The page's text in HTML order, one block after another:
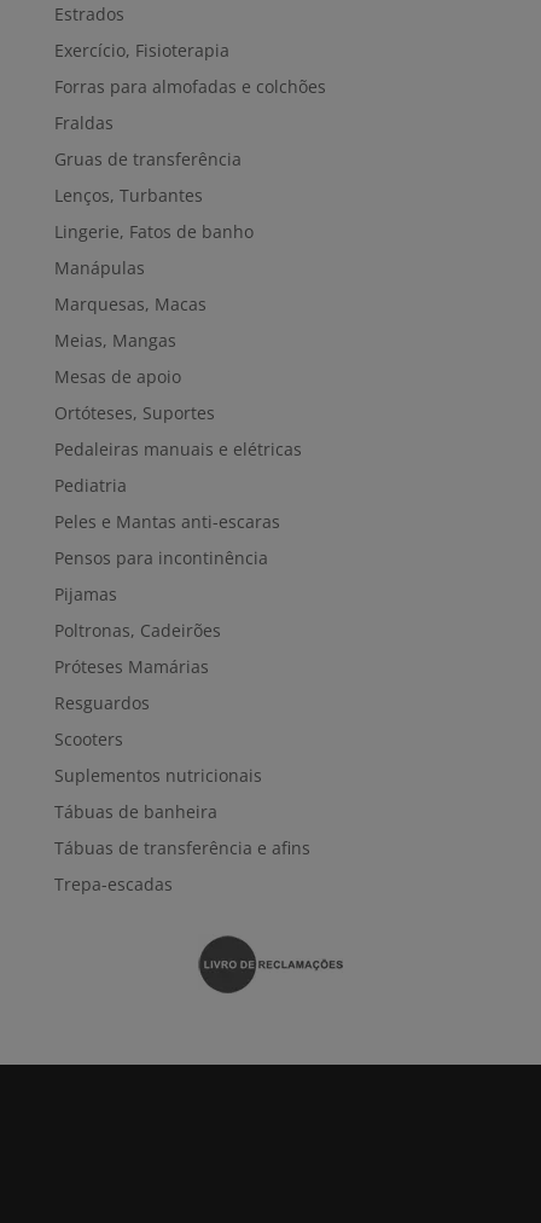
Estrados
Exercício, Fisioterapia
Forras para almofadas e colchões
Fraldas
Gruas de transferência
Lenços, Turbantes
Lingerie, Fatos de banho
Manápulas
Marquesas, Macas
Meias, Mangas
Mesas de apoio
Ortóteses, Suportes
Pedaleiras manuais e elétricas
Pediatria
Peles e Mantas anti-escaras
Pensos para incontinência
Pijamas
Poltronas, Cadeirões
Próteses Mamárias
Resguardos
Scooters
Suplementos nutricionais
Tábuas de banheira
Tábuas de transferência e afins
Trepa-escadas